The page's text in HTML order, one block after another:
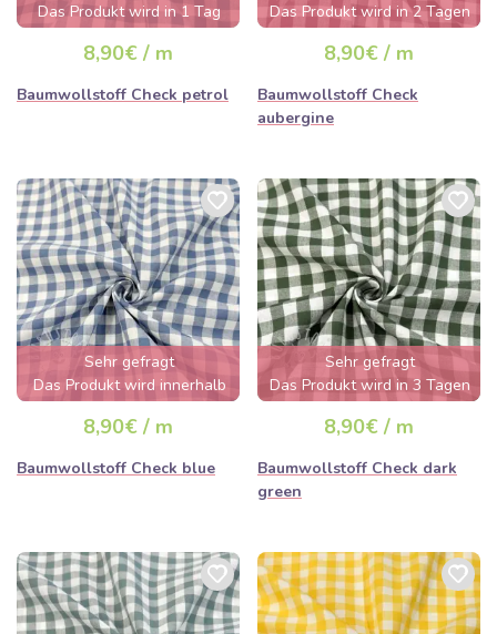
Das Produkt wird in 1 Tag
ausverkauft sein
8,90€ / m
Baumwollstoff Check petrol
Das Produkt wird in 2 Tagen
ausverkauft sein
8,90€ / m
Baumwollstoff Check
aubergine
Sehr gefragt
Das Produkt wird innerhalb
von wenigen Stunden
ausverkauft sein
8,90€ / m
Baumwollstoff Check blue
Sehr gefragt
Das Produkt wird in 3 Tagen
ausverkauft sein
8,90€ / m
Baumwollstoff Check dark
green